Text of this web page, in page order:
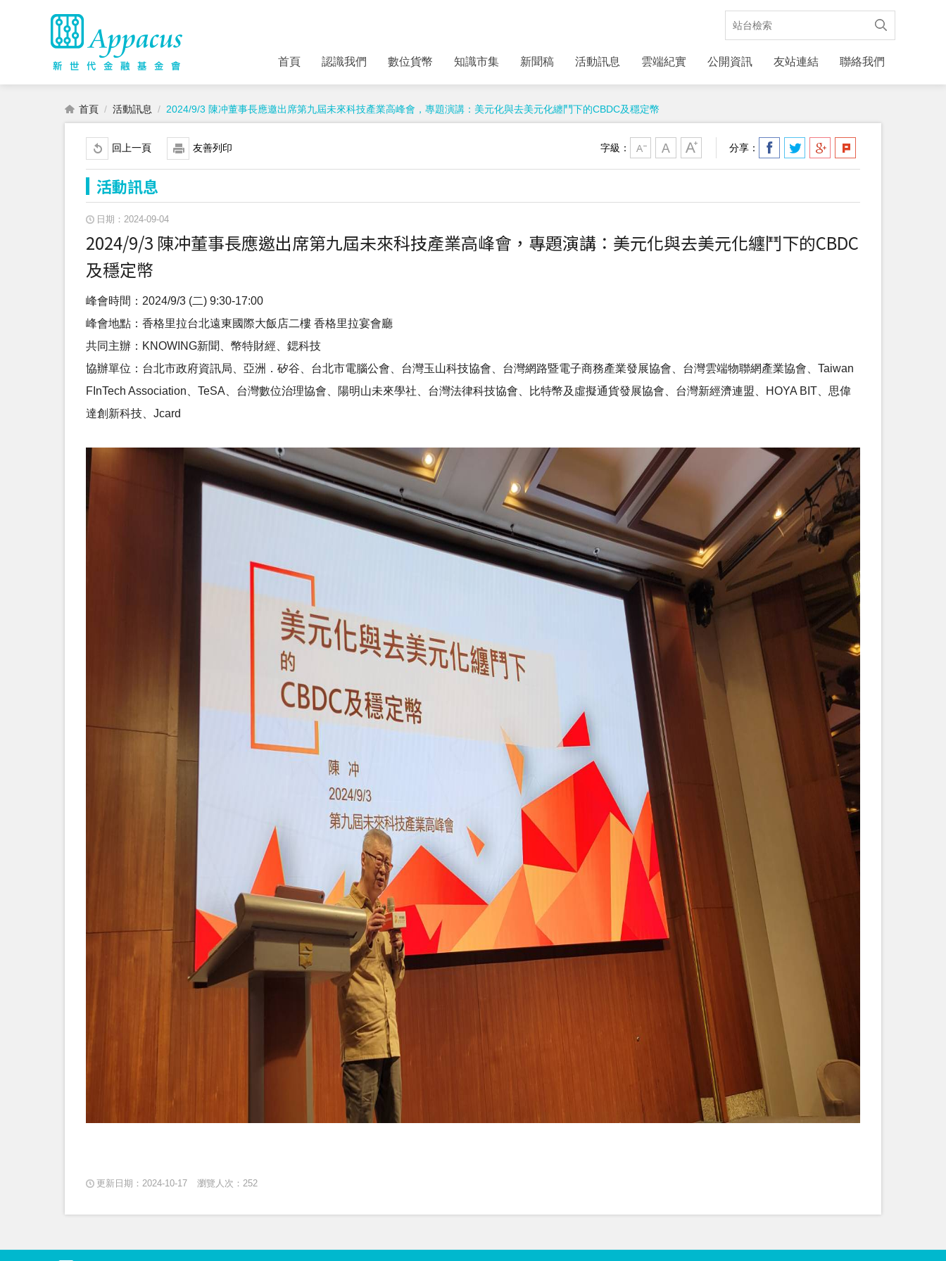
首頁 認識我們 數位貨幣 知識市集 新聞稿 活動訊息 雲端紀實 公開資訊 友站連結 聯絡我們
首頁 活動訊息 2024/9/3 陳冲董事長應邀出席第九屆未來科技產業高峰會，專題演講：美元化與去美元化纏鬥下的CBDC及穩定幣
回上一頁 友善列印 字級： 分享：
活動訊息
日期：2024-09-04
2024/9/3 陳冲董事長應邀出席第九屆未來科技產業高峰會，專題演講：美元化與去美元化纏鬥下的CBDC
及穩定幣
峰會時間：2024/9/3 (二) 9:30-17:00
峰會地點：香格里拉台北遠東國際大飯店二樓 香格里拉宴會廳
共同主辦：KNOWING新聞、幣特財經、鍶科技
協辦單位：台北市政府資訊局、亞洲．矽谷、台北市電腦公會、台灣玉山科技協會、台灣網路暨電子商務產業發展協會、台灣雲端物聯網產業協會、Taiwan
FInTech Association、TeSA、台灣數位治理協會、陽明山未來學社、台灣法律科技協會、比特幣及虛擬通貨發展協會、台灣新經濟連盟、HOYA BIT、思偉
達創新科技、Jcard
更新日期：2024-10-17 瀏覽人次：252